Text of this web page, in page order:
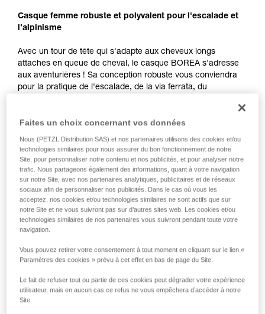
Casque femme robuste et polyvalent pour l'escalade et
l’alpinisme
Avec un tour de tête qui s'adapte aux cheveux longs
attachés en queue de cheval, le casque BOREA s'adresse
aux aventurières ! Sa conception robuste vous conviendra
pour la pratique de l'escalade, de la via ferrata, du
une résistance optimale contre les chocs et les rayures. Sa
forme couvrante vous offre une protection renforcée de la
maximum de confort.
TOP AND SIDE PROTECTION
Faites un choix concernant vos données
Nous (PETZL Distribution SAS) et nos partenaires utilisons des cookies et/ou
technologies similaires pour nous assurer du bon fonctionnement de notre
Site, pour personnaliser notre contenu et nos publicités, et pour analyser notre
trafic. Nous partageons également des informations, quant à votre navigation
sur notre Site, avec nos partenaires analytiques, publicitaires et de réseaux
sociaux afin de personnaliser nos publicités. Dans le cas où vous les
acceptez, nos cookies et/ou technologies similaires ne sont actifs que sur
notre Site et ne vous suivront pas sur d’autres sites web. Les cookies et/ou
technologies similaires de nos partenaires vous suivront pendant toute votre
navigation.
Vous pouvez retirer votre consentement à tout moment en cliquant sur le lien «
Paramètres des cookies » prévu à cet effet en bas de page du Site.
Le fait de refuser tout ou partie de ces cookies peut dégrader votre expérience
utilisateur, mais en aucun cas ce refus ne vous empêchera d’accéder à notre
Site.